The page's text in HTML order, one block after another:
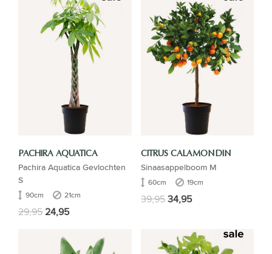
PACHIRA AQUATICA
Pachira Aquatica Gevlochten
S
90cm 21cm
29,9524,95
CITRUS CALAMONDIN
Sinaasappelboom M
60cm 19cm
39,9534,95